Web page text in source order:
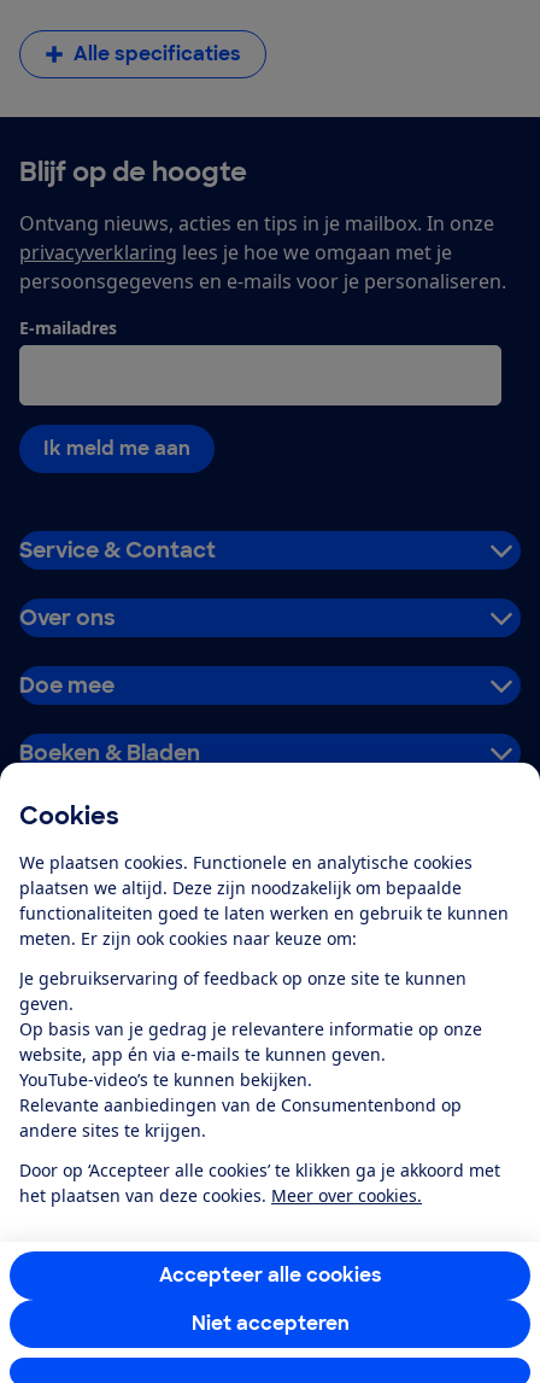
Cookies
We plaatsen cookies. Functionele en analytische cookies
plaatsen we altijd. Deze zijn noodzakelijk om bepaalde
functionaliteiten goed te laten werken en gebruik te kunnen
meten. Er zijn ook cookies naar keuze om:
Je gebruikservaring of feedback op onze site te kunnen
geven.
Op basis van je gedrag je relevantere informatie op onze
website, app én via e-mails te kunnen geven.
YouTube-video’s te kunnen bekijken.
Relevante aanbiedingen van de Consumentenbond op
andere sites te krijgen.
Door op ‘Accepteer alle cookies’ te klikken ga je akkoord met
het plaatsen van deze cookies. Meer over cookies.
Accepteer alle cookies
Niet accepteren
Alle specificaties
Blijf op de hoogte
Ontvang nieuws, acties en tips in je mailbox. In onze
privacyverklaring lees je hoe we omgaan met je
persoonsgegevens en e-mails voor je personaliseren.
E-mailadres
Ik meld me aan
Service & Contact
Over ons
Doe mee
Boeken & Bladen
Alles over de
app
Algemene Voorwaarden
Privacyverklaring
Cookiebeleid
Privacyvoorkeuren
Toegankelijkheid
RSS-feed nieuws
Facebook
TwitterInstagram
YoutubeLinkedIn
12.901consumentenbeoordelen de Consumentenbondmet gemiddeld